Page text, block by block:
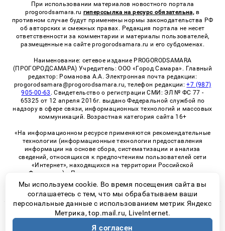
При использовании материалов новостного портала
progorodsamara.ru гиперссылка на ресурс обязательна, в
противном случае будут применены нормы законодательства РФ
об авторских и смежных правах. Редакция портала не несет
ответственности за комментарии и материалы пользователей,
размещенные на сайте progorodsamara.ru и его субдоменах.
Наименование: сетевое издание PROGORODSAMARA
(ПРОГОРОДСАМАРА) Учредитель: ООО «Город Самара». Главный
редактор: Романова А.А. Электронная почта редакции:
progorodsamara@progorodsamara.ru, телефон редакции:+7 (987)
905-00-63 . Свидетельство о регистрации СМИ: ЭЛ № ФС 77 -
65325 от 12 апреля 2016г. выдано Федеральной службой по
надзору в сфере связи, информационных технологий и массовых
коммуникаций. Возрастная категория сайта 16+
«На информационном ресурсе применяются рекомендательные
технологии (информационные технологии предоставления
информации на основе сбора, систематизации и анализа
сведений, относящихся к предпочтениям пользователей сети
«Интернет», находящихся на территории Российской
Федерации)». Правила применения рекомендательных
технологий в виджетах рекламно-обменной сети
«СМИ2» (PDF)
© 2026 «ProGorodSamara» | Все права защищены
Возрастная категория сайта 16+
Мы используем cookie. Во время посещения сайта вы
соглашаетесь с тем, что мы обрабатываем ваши
персональные данные с использованием метрик Яндекс
Метрика, top.mail.ru, LiveInternet.
Я согласен